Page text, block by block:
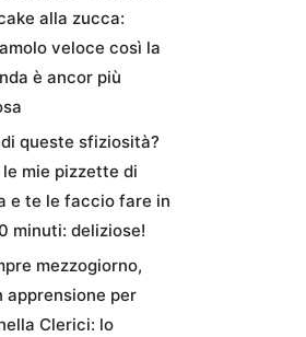
alla zucca:
veloce così la
è ancor più
queste sfiziosità?
le mie pizzette di
e te le faccio fare in
minuti: deliziose!
mezzogiorno,
apprensione per
Clerici: lo